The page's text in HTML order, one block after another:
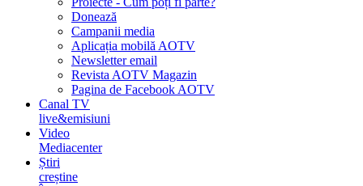
Donează
Campanii media
Aplicația mobilă AOTV
Newsletter email
Revista AOTV Magazin
Pagina de Facebook AOTV
Canal TV
live&emisiuni
Video
Mediacenter
Știri
creștine